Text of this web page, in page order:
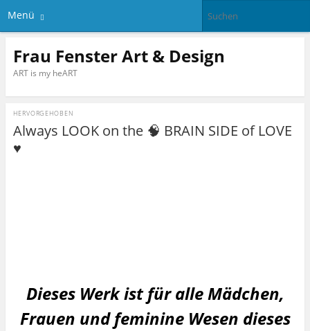
Menü
Frau Fenster Art & Design
ART is my heART
Always LOOK on the 🧠 BRAIN SIDE of LOVE
♥️
HERVORGEHOBEN
Dieses Werk ist für alle Mädchen,
Frauen und feminine Wesen dieses